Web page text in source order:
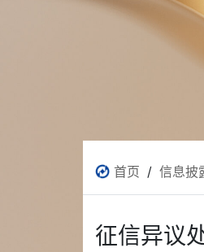
首页 / 信息披
征信异议